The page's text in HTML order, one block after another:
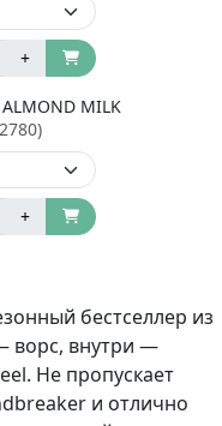
+
MILK
)
+
бестселлер из
ворс, внутри —
Не пропускает
и отлично